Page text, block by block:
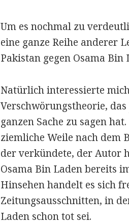
Um es nochmal zu
eine ganze Reihe anderer
Pakistan gegen Osama
Natürlich interessierte
Verschwörungstheorie, das
ganzen Sache zu sagen
ziemliche Weile nach dem
der verkündete, der Autor
Osama Bin Laden bereits
Hinsehen handelt es sich
Zeitungsausschnitten, in
Laden schon tot sei.